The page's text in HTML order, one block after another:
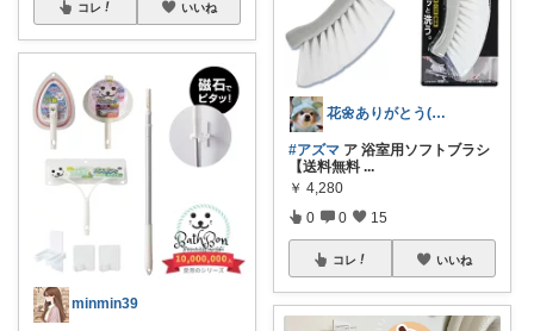
コレ いいね
minmin39
花🌼ありがとう(*･ω･)*_ _)ﾍ
#アズマ ア 浴室用ソフトブラシ
【送料無料 ...
￥ 4,280
0 0 15
コレ いいね